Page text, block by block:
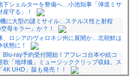
下シェルターを整備へ…小池知事「弾道ミサ
守る」！
に大型の謎ミサイル…ステルス性と射程
母キラー」か？！
、ロシアのヴォロネジ州に展開か…北朝鮮は
態に！
Blu-ray予約受付開始！アフレコ台本や絵コ
歌「地球儀」ミュージッククリップ収録。ス
UHD」版も発売！！